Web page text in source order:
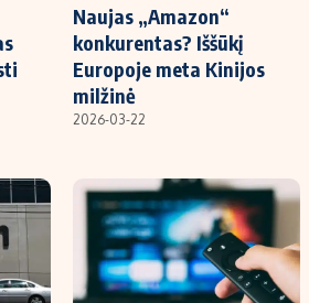
Naujas „Amazon“
konkurentas? Iššūkį
Europoje meta Kinijos
milžinė
2026-03-22